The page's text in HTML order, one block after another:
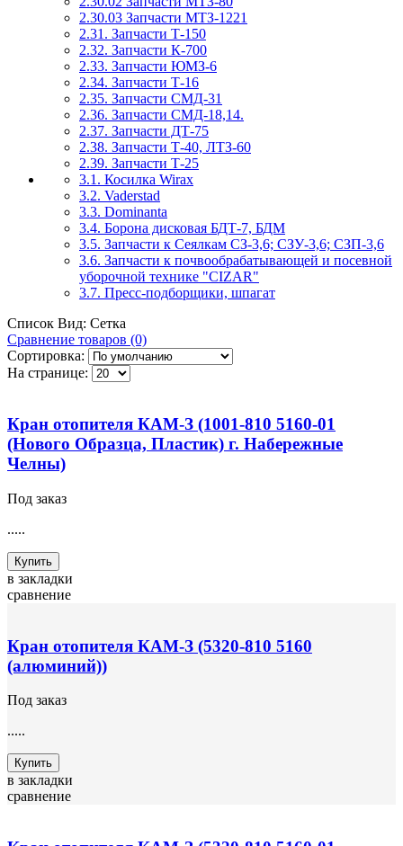
2.30.03 Запчасти МТЗ-1221
2.31. Запчасти Т-150
2.32. Запчасти К-700
2.33. Запчасти ЮМЗ-6
2.34. Запчасти Т-16
2.35. Запчасти СМД-31
2.36. Запчасти СМД-18,14.
2.37. Запчасти ДТ-75
2.38. Запчасти Т-40, ЛТЗ-60
2.39. Запчасти Т-25
3.1. Косилка Wirax
3.2. Vaderstad
3.3. Dominanta
3.4. Борона дисковая БДТ-7, БДМ
3.5. Запчасти к Сеялкам СЗ-3,6; СЗУ-3,6; СЗП-3,6
3.6. Запчасти к почвообрабатывающей и посевной
уборочной технике "CIZAR"
3.7. Пресс-подборщики, шпагат
Список Вид: Сетка
Сравнение товаров (0)
Сортировка:
На странице:
Кран отопителя КАМ-З (1001-810 5160-01
(Нового Образца, Пластик) г. Набережные
Челны)
Под заказ
.....
Купить
в закладки
сравнение
Кран отопителя КАМ-З (5320-810 5160
(алюминий))
Под заказ
.....
Купить
в закладки
сравнение